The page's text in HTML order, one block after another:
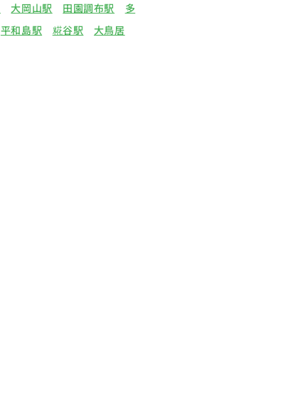
大岡山駅 田園調布駅
多
平和島駅 糀谷駅
大鳥居